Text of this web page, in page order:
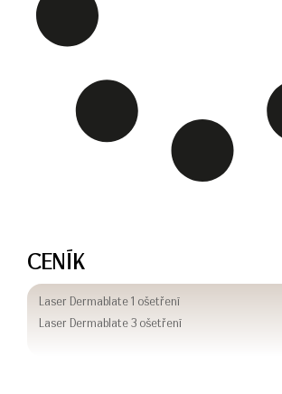
CENÍK
Laser Dermablate 1 ošetření
Laser Dermablate 3 ošetření